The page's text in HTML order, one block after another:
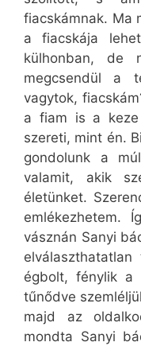
fiacskámnak. Ma
a fiacskája
külhonban, de
megcsendül a
vagytok,
a fiam is a
szereti, mint én.
gondolunk a
valamit, akik
életünket.
emlékezhetem.
vásznán Sanyi
égbolt, fénylik a
tűnődve
majd az
mondta Sanyi